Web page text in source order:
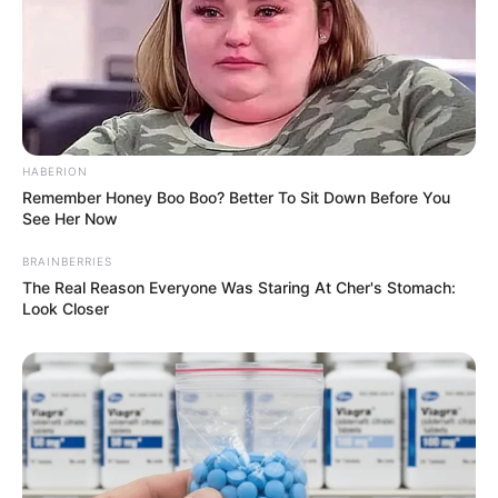
avec un garçon et décide de lui envoyer une
.
Emma reçoit un SMS : Baptiste est d’accord
pour qu’elle lui présente Mathis.
Que fait Lucie ? Est-elle en danger ?
HABERION
Remember Honey Boo Boo? Better To Sit Down Before You
See Her Now
BRAINBERRIES
The Real Reason Everyone Was Staring At Cher's Stomach:
Look Closer